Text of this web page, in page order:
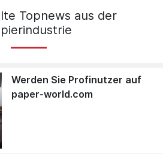
Topnews aus der
Werden Sie Profinutzer auf
paper-world.com